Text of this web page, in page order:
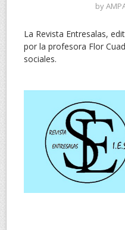
by
La Revista Entresalas,
por la profesora Flor
sociales.